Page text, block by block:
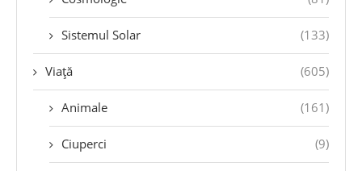
Sistemul Solar (133)
Viață (605)
Animale (161)
Ciuperci (9)